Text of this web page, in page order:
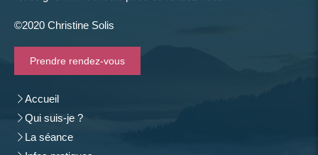
©2020 Christine Solis
Prendre rendez-vous
Accueil
Qui suis-je ?
La séance